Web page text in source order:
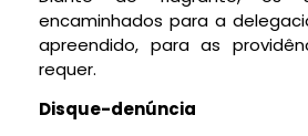
encaminhados para a
apreendido, para as
requer.
Disque-denúncia